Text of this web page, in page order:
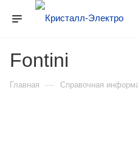
Fontini
Главная — Справочная